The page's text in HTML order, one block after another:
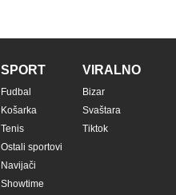
SPORT
Fudbal
Košarka
Tenis
Ostali sportovi
Navijači
Showtime
VIRALNO
Bizar
Svaštara
Tiktok